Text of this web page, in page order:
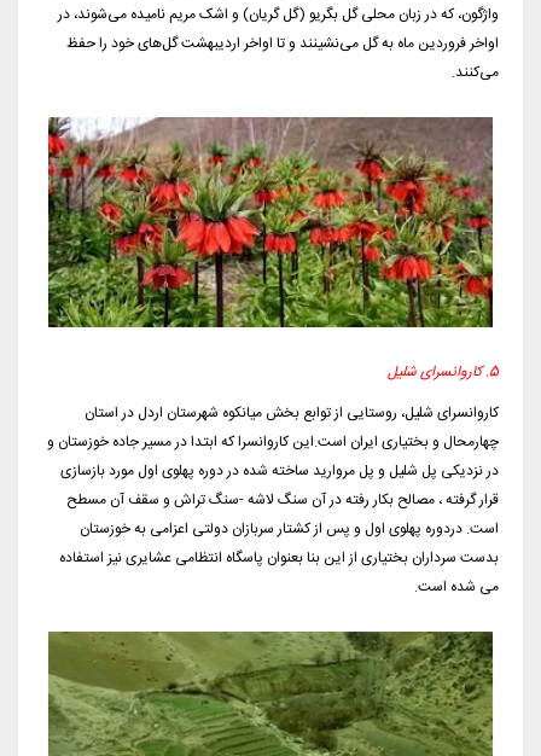
واژگون، که در زبان محلی گل بگریو (گل گریان) و اشک مریم نامیده می‌شوند، در
اواخر فروردین ماه به گل می‌نشینند و تا اواخر اردیبهشت گل‌های خود را حفظ
می‌کنند.
5. کاروانسرای شلیل
کاروانسرای شلیل، روستایی از توابع بخش میانکوه شهرستان اردل در استان
چهارمحال و بختیاری ایران است.این کاروانسرا که ابتدا در مسیر جاده خوزستان و
در نزدیکی پل شلیل و پل مروارید ساخته شده در دوره پهلوی اول مورد بازسازی
قرار گرفته ، مصالح بکار رفته در آن سنگ لاشه -سنگ تراش و سقف آن مسطح
است. دردوره پهلوی اول و پس از کشتار سربازان دولتی اعزامی به خوزستان
بدست سرداران بختیاری از این بنا بعنوان پاسگاه انتظامی عشایری نیز استفاده
می شده است.